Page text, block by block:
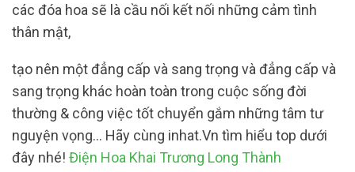
các đóa hoa sẽ là cầu nối kết nối những cảm tình
thân mật,
tạo nên một đẳng cấp và sang trọng và đẳng cấp và
sang trọng khác hoàn toàn trong cuộc sống đời
thường & công việc tốt chuyển gắm những tâm tư
nguyện vọng… Hãy cùng inhat.Vn tìm hiểu top dưới
đây nhé! Điện Hoa Khai Trương Long Thành